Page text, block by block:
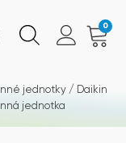
0
jednotky / Daikin
jednotka